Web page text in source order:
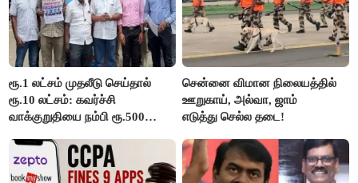
ரூ.1 லட்சம் முதலீடு செய்தால்
ரூ.10 லட்சம்: கவர்ச்சி
வாக்குறுதியை நம்பி ரூ.500
மக்கள்!
சென்னை விமான நிலையத்தில்
ஊறுகாய், அல்வா, ஜாம்
எடுத்து செல்ல தடை!